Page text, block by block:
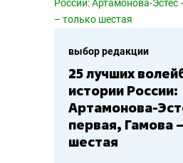
выбор редакции
25 лучших
истории России:
Артамонова-
первая, Гамова
шестая